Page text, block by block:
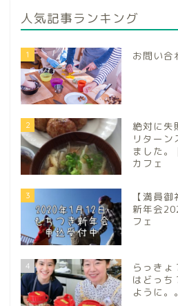
人気記事ランキング
1 お問い合
2
絶対に失
リターン
ました。
カフェ
3
【満員
新年会
フェ
4
らっきょ
はどっち
ように。。